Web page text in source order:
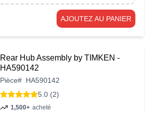
AJOUTEZ AU PANIER
Rear Hub Assembly by TIMKEN -
HA590142
Pièce# HA590142
5.0 (2)
1,500+ acheté